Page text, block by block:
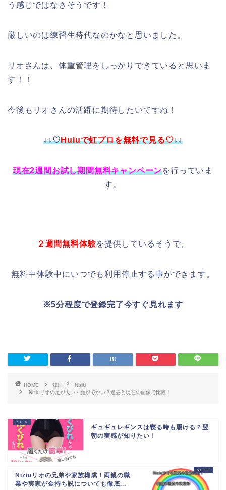
う感じではなさそうです！
厳しいのは練習生時代なのかなと思いました。
リオさんは、体重管理をしっかりできていると思いま
す！！
今後もリオさんの活躍に期待したいですね！
↓↓♡Huluで虹プロを無料で見る♡↓↓
現在2週間お試し期間無料キャンペーンを行っていま
す。
２週間無料体験を提供しているそうで、
無料中体験中にいつでも利用停止する事ができます。
※5分程度で登録完了今すぐ見れます
HOME 韓国
NiziU
Niziuリオの足が太い・顔がでかい？過去と現在の画像で比較！
ギュギュレギンスは寝る時も履ける？翌
朝の実感が知りたい！
Niziuリオの兄弟や家族構成！両親の職
業や実家が金持ち説についても徹底...